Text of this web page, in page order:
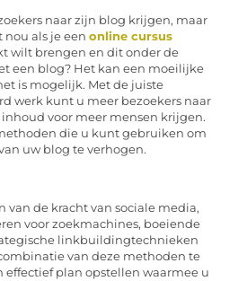
naar zijn blog krijgen, maar
nou als je een online cursus
wilt brengen en dit onder de
een blog? Het kan een moeilijke
is mogelijk. Met de juiste
werk kunt u meer bezoekers naar
voor meer mensen krijgen.
die u kunt gebruiken om
uw blog te verhogen.
van de kracht van sociale media,
voor zoekmachines, boeiende
linkbuildingtechnieken
van deze methoden te
plan opstellen waarmee u